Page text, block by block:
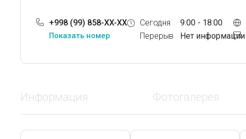
+998 (99) 858-XX-XX
Показать номер
Сегодня
Перерыв
9:00 - 18:00
Нет информации
Информация Фотогалерея